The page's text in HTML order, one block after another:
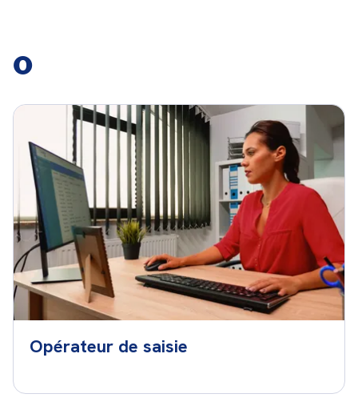
O
Opérateur de saisie